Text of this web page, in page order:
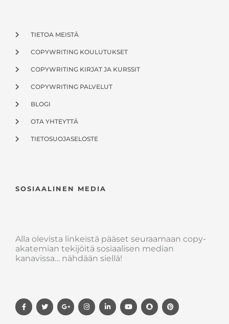
SOSIAALINEN MEDIA
Alla olevista linkeistä pääset seuraamaan copy-
akatemian tekijöitä sosiaalisen median
kanavissa… nähdään siellä!
F
a
c
T
w
i
G
o
o
I
n
s
L
i
n
Y
o
u
S
n
a
P
i
n
TIETOA MEISTÄ
COPYWRITING KOULUTUKSET
COPYWRITING KIRJAT JA KURSSIT
COPYWRITING PALVELUT
BLOGI
OTA YHTEYTTÄ
TIETOSUOJASELOSTE